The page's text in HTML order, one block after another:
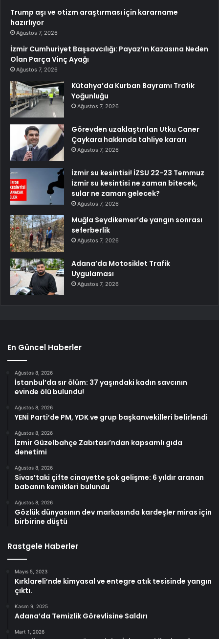
Trump aşı ve otizm araştırması için kararname
hazırlıyor
Ağustos 7, 2026
İzmir Cumhuriyet Başsavcılığı: Payaz’ın Kazasına Neden
Olan Parça Vinç Ayağı
Ağustos 7, 2026
Kütahya’da Kurban Bayramı Trafik
Yoğunluğu
Ağustos 7, 2026
Görevden uzaklaştırılan Utku Caner
Çaykara hakkında tahliye kararı
Ağustos 7, 2026
İzmir su kesintisi! İZSU 22-23 Temmuz
İzmir su kesintisi ne zaman bitecek,
sular ne zaman gelecek?
Ağustos 7, 2026
Muğla Seydikemer’de yangın sonrası
seferberlik
Ağustos 7, 2026
Adana’da Motosiklet Trafik
Uygulaması
Ağustos 7, 2026
En Güncel Haberler
Ağustos 8, 2026
İstanbul’da sır ölüm: 37 yaşındaki kadın savcının
evinde ölü bulundu!
Ağustos 8, 2026
YENİ Parti’de PM, YDK ve grup başkanvekilleri belirlendi
Ağustos 8, 2026
İzmir Güzelbahçe Zabıtası’ndan kapsamlı gıda
denetimi
Ağustos 8, 2026
Sivas’taki çifte cinayette şok gelişme: 6 yıldır aranan
babanın kemikleri bulundu
Ağustos 8, 2026
Gözlük dünyasının dev markasında kardeşler miras için
birbirine düştü
Rastgele Haberler
Mayıs 5, 2023
Kırklareli’nde kimyasal ve entegre atık tesisinde yangın
çıktı.
Kasım 9, 2025
Adana’da Temizlik Görevlisine Saldırı
Mart 1, 2026